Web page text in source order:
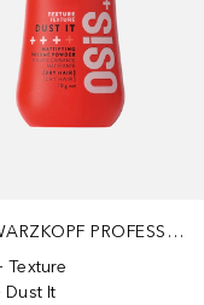
SCHWARZKOPF PROFESSIONAL
Texture
Dust It